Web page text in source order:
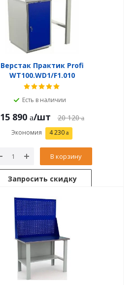
Верстак Практик Profi
WT100.WD1/F1.010
Есть в наличии
15 890 /шт 20 120
Экономия 4 230
В корзину
Запросить скидку